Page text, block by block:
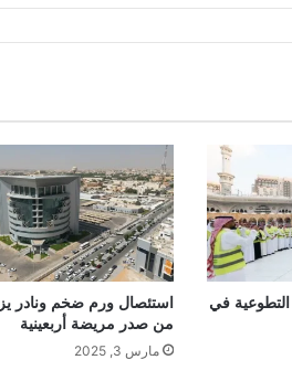
في
من صدر مريضة أربعينية
مارس 3, 2025